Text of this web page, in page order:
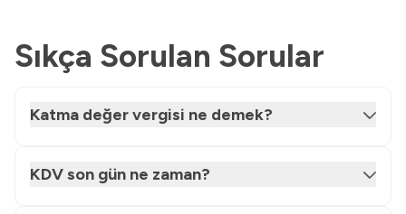
Sıkça Sorulan Sorular
Katma değer vergisi ne demek?
KDV son gün ne zaman?